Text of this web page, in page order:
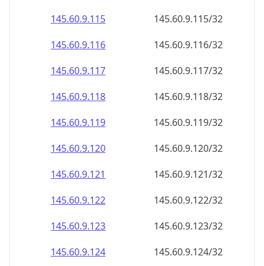
145.60.9.115
145.60.9.115/32
145.60.9.116
145.60.9.116/32
145.60.9.117
145.60.9.117/32
145.60.9.118
145.60.9.118/32
145.60.9.119
145.60.9.119/32
145.60.9.120
145.60.9.120/32
145.60.9.121
145.60.9.121/32
145.60.9.122
145.60.9.122/32
145.60.9.123
145.60.9.123/32
145.60.9.124
145.60.9.124/32